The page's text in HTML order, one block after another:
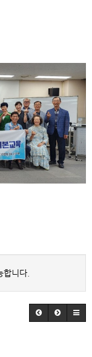
니다.